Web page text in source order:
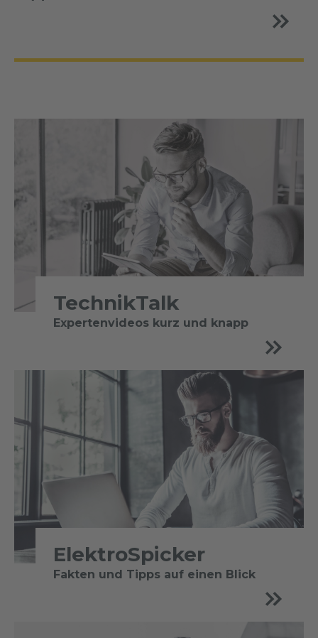
TechnikTalk
Expertenvideos kurz und knapp
ElektroSpicker
Fakten und Tipps auf einen Blick